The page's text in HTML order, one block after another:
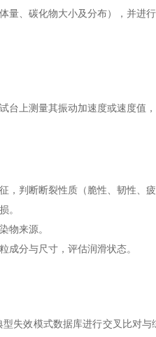
、碳化物大小及分布），并进
上测量其振动加速度或速度值
判断断裂性质（脆性、韧性、疲
。
物来源。
成分与尺寸，评估润滑状态。
失效模式数据库进行交叉比对